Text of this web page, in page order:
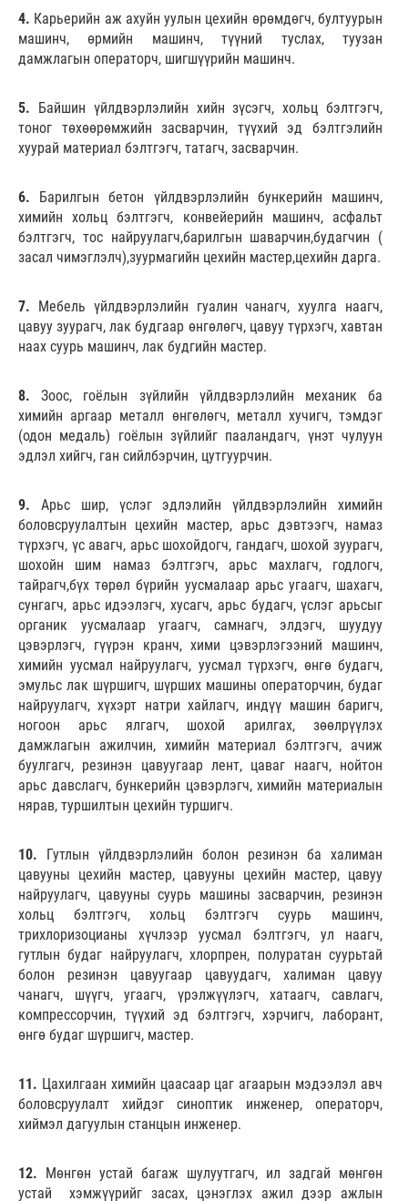
4. Карьерийн аж ахуйн уулын цехийн өрөмдөгч, бултуурын
машинч, өрмийн машинч, түүний туслах, туузан
дамжлагын операторч, шигшүүрийн машинч.
5. Байшин үйлдвэрлэлийн хийн зүсэгч, хольц бэлтгэгч,
тоног төхөөрөмжийн засварчин, түүхий эд бэлтгэлийн
хуурай материал бэлтгэгч, татагч, засварчин.
6. Барилгын бетон үйлдвэрлэлийн бункерийн машинч,
химийн хольц бэлтгэгч, конвейерийн машинч, асфальт
бэлтгэгч, тос найруулагч,барилгын шаварчин,будагчин (
засал чимэглэлч),зуурмагийн цехийн мастер,цехийн дарга.
7. Мебель үйлдвэрлэлийн гуалин чанагч, хуулга наагч,
цавуу зуурагч, лак будгаар өнгөлөгч, цавуу түрхэгч, хавтан
наах суурь машинч, лак будгийн мастер.
8.Зоос, гоёлын зүйлийн үйлдвэрлэлийн механик ба
химийн аргаар металл өнгөлөгч, металл хучигч, тэмдэг
(одон медаль) гоёлын зүйлийг пааландагч, үнэт чулуун
эдлэл хийгч, ган сийлбэрчин, цутгуурчин.
9. Арьс шир, үслэг эдлэлийн үйлдвэрлэлийн химийн
боловсруулалтын цехийн мастер, арьс дэвтээгч, намаз
түрхэгч, үс авагч, арьс шохойдогч, гандагч, шохой зуурагч,
шохойн шим намаз бэлтгэгч, арьс махлагч, годлогч,
тайрагч,бүх төрөл бүрийн уусмалаар арьс угаагч, шахагч,
сунгагч, арьс идээлэгч, хусагч, арьс будагч, үслэг арьсыг
органик уусмалаар угаагч, самнагч, элдэгч, шуудуу
цэвэрлэгч, гүүрэн кранч, хими цэвэрлэгээний машинч,
химийн уусмал найруулагч, уусмал түрхэгч, өнгө будагч,
эмульс лак шүршигч, шүрших машины операторчин, будаг
найруулагч, хүхэрт натри хайлагч, индүү машин баригч,
ногоон арьс ялгагч, шохой арилгах, зөөлрүүлэх
дамжлагын ажилчин, химийн материал бэлтгэгч, ачиж
буулгагч, резинэн цавуугаар лент, цаваг наагч, нойтон
арьс давслагч, бункерийн цэвэрлэгч, химийн материалын
нярав, туршилтын цехийн туршигч.
10. Гутлын үйлдвэрлэлийн болон резинэн ба халиман
цавууны цехийн мастер, цавууны цехийн мастер, цавуу
найруулагч, цавууны суурь машины засварчин, резинэн
хольц бэлтгэгч, хольц бэлтгэгч суурь машинч,
трихлоризоцианы хүчлээр уусмал бэлтгэгч, ул наагч,
гутлын будаг найруулагч, хлорпрен, полуратан суурьтай
болон резинэн цавуугаар цавуудагч, халиман цавуу
чанагч, шүүгч, угаагч, үрэлжүүлэгч, хатаагч, савлагч,
компрессорчин, түүхий эд бэлтгэгч, хэрчигч, лаборант,
өнгө будаг шүршигч, мастер.
11. Цахилгаан химийн цаасаар цаг агаарын мэдээлэл авч
боловсруулалт хийдэг синоптик инженер, операторч,
хиймэл дагуулын станцын инженер.
12. Мөнгөн устай багаж шулуутгагч, ил задгай мөнгөн
устай хэмжүүрийг засах, цэнэглэх ажил дээр ажлын